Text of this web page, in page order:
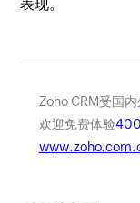
表现。
Zoho CRM受国
欢迎免费体验